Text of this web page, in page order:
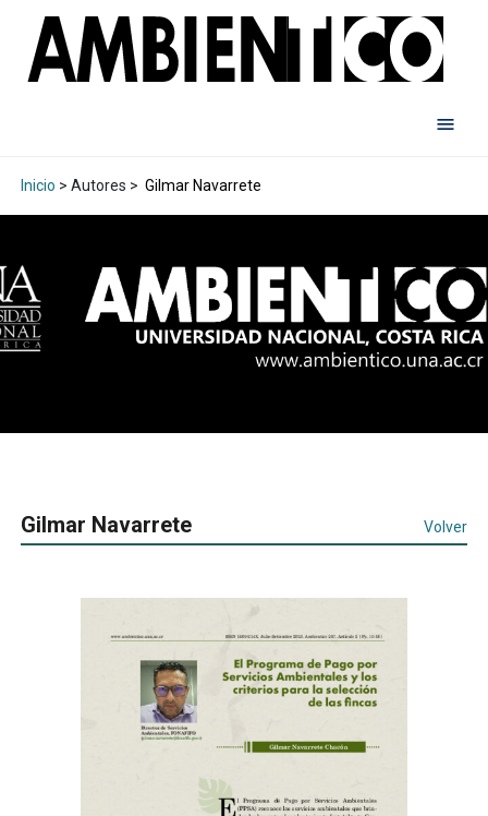
Inicio > Autores > Gilmar Navarrete
Gilmar Navarrete Volver